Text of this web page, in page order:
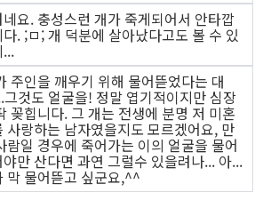
네요. 충성스런 개가 죽게되어서 안타깝
다. ;ㅁ; 개 덕분에 살아났다고도 볼 수 있
주인을 깨우기 위해 물어뜯었다는 대
그것도 얼굴을! 정말 엽기적이지만 심장
꽂힙니다. 그 개는 전생에 분명 저 미혼
사랑하는 남자였을지도 모르겠어요, 만
람일 경우에 죽어가는 이의 얼굴을 물어
야만 산다면 과연 그럴수 있을려나... 아...
막 물어뜯고 싶군요,^^